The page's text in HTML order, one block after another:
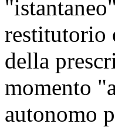
restitutorio
della
momento
autonomo